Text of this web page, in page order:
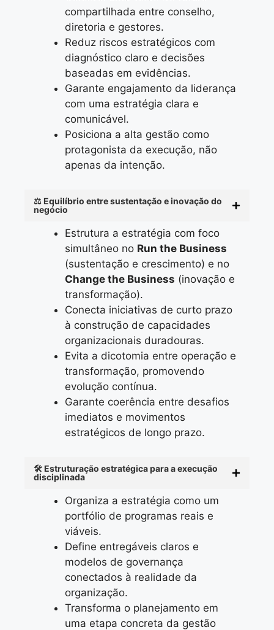
compartilhada entre conselho,
diretoria e gestores.
Reduz riscos estratégicos com
diagnóstico claro e decisões
baseadas em evidências.
Garante engajamento da liderança
com uma estratégia clara e
comunicável.
Posiciona a alta gestão como
protagonista da execução, não
apenas da intenção.
⚖️ Equilíbrio entre sustentação e inovação do
negócio
Estrutura a estratégia com foco
simultâneo no Run the Business
(sustentação e crescimento) e no
Change the Business (inovação e
transformação).
Conecta iniciativas de curto prazo
à construção de capacidades
organizacionais duradouras.
Evita a dicotomia entre operação e
transformação, promovendo
evolução contínua.
Garante coerência entre desafios
imediatos e movimentos
estratégicos de longo prazo.
🛠️ Estruturação estratégica para a execução
disciplinada
Organiza a estratégia como um
portfólio de programas reais e
viáveis.
Define entregáveis claros e
modelos de governança
conectados à realidade da
organização.
Transforma o planejamento em
uma etapa concreta da gestão